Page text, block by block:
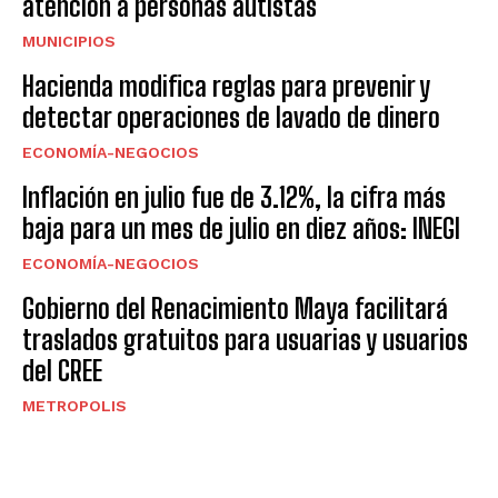
MUNICIPIOS
Hacienda modifica reglas para prevenir y
detectar operaciones de lavado de dinero
ECONOMÍA-NEGOCIOS
Inflación en julio fue de 3.12%, la cifra más
baja para un mes de julio en diez años: INEGI
ECONOMÍA-NEGOCIOS
Gobierno del Renacimiento Maya facilitará
traslados gratuitos para usuarias y usuarios
del CREE
METROPOLIS